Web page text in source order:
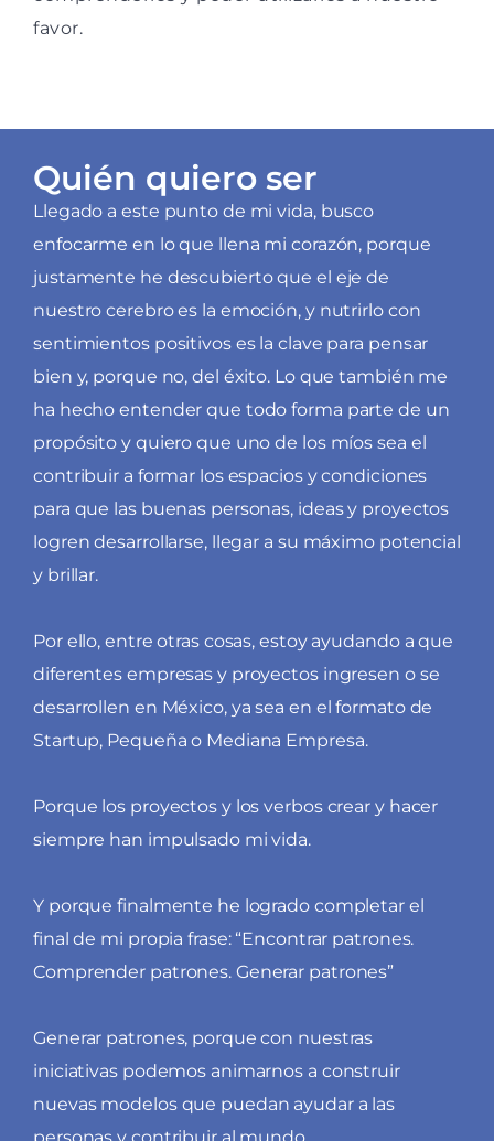
favor.
Quién quiero ser
Llegado a este punto de mi vida, busco
enfocarme en lo que llena mi corazón, porque
justamente he descubierto que el eje de
nuestro cerebro es la emoción, y nutrirlo con
sentimientos positivos es la clave para pensar
bien y, porque no, del éxito. Lo que también me
ha hecho entender que todo forma parte de un
propósito y quiero que uno de los míos sea el
contribuir a formar los espacios y condiciones
para que las buenas personas, ideas y proyectos
logren desarrollarse, llegar a su máximo potencial
y brillar.
Por ello, entre otras cosas, estoy ayudando a que
diferentes empresas y proyectos ingresen o se
desarrollen en México, ya sea en el formato de
Startup, Pequeña o Mediana Empresa.
Porque los proyectos y los verbos crear y hacer
siempre han impulsado mi vida.
Y porque finalmente he logrado completar el
final de mi propia frase: “Encontrar patrones.
Comprender patrones. Generar patrones”
Generar patrones, porque con nuestras
iniciativas podemos animarnos a construir
nuevas modelos que puedan ayudar a las